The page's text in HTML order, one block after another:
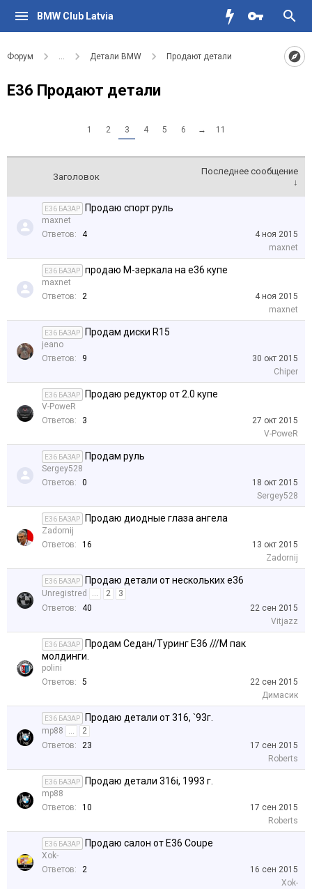
BMW Club Latvia
Форум ... Детали BMW Продают детали
Е36 Продают детали
1 2 3 4 5 6 → 11
Заголовок
Последнее сообщение
↓
E36 БАЗАР Продаю спорт руль
maxnet
Ответов:
4
4 ноя 2015
maxnet
E36 БАЗАР продаю М-зеркала на е36 купе
maxnet
Ответов:
2
4 ноя 2015
maxnet
E36 БАЗАР Продам диски R15
jeano
Ответов:
9
30 окт 2015
Chiper
E36 БАЗАР Продаю редуктор от 2.0 купе
V-PoweR
Ответов:
3
27 окт 2015
V-PoweR
E36 БАЗАР Продам руль
Sergey528
Ответов:
0
18 окт 2015
Sergey528
E36 БАЗАР Продаю диодные глаза ангела
Zadornij
Ответов:
16
13 окт 2015
Zadornij
E36 БАЗАР Продаю детали от нескольких е36
Unregistred ... 2
3
Ответов:
40
22 сен 2015
Vitjazz
E36 БАЗАР
Продам Седан/Туринг E36 ///M пак
молдинги.
polini
Ответов:
5
22 сен 2015
Димасик
E36 БАЗАР Продаю детали от 316, `93г.
mp88 ...
2
Ответов:
23
17 сен 2015
Roberts
E36 БАЗАР Продаю детали 316i, 1993 г.
mp88
Ответов:
10
17 сен 2015
Roberts
E36 БАЗАР Продаю салон от E36 Coupe
Xok-
Ответов:
2
16 сен 2015
Xok-